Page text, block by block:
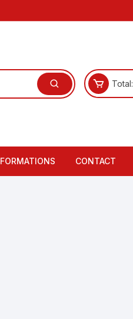
Total:
FORMATIONS CONTACT